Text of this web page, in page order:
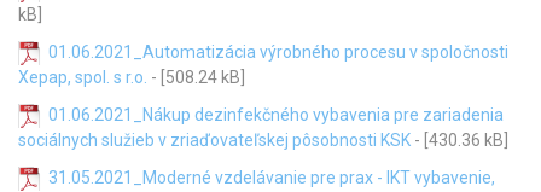
kB]
01.06.2021_Automatizácia výrobného procesu v spoločnosti
Xepap, spol. s r.o. - [508.24 kB]
01.06.2021_Nákup dezinfekčného vybavenia pre zariadenia
sociálnych služieb v zriaďovateľskej pôsobnosti KSK - [430.36 kB]
31.05.2021_Moderné vzdelávanie pre prax - IKT vybavenie,